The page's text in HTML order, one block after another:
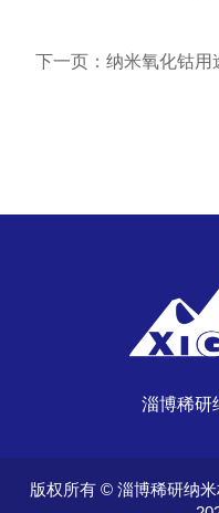
下一页：纳米氧化钴用
淄博稀研
版权所有 © 淄博稀研纳